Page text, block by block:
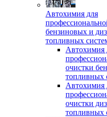
Автохимия для
бензиновых и
топливных
Автохимия
очистки
топливных
Автохимия
очистки
топливных